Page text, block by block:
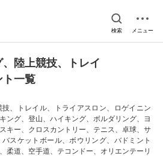
検索 メニュー
陸上競技、トレイ
ト一覧
、トレイル、トライアスロン、ロゲイニン
ング、登山、ハイキング、ボルダリング、ヨ
キー、クロスカントリー、テニス、卓球、サ
スケットボール、ボウリング、バドミント
柔道、空手道、テコンドー、オリエンテーリ